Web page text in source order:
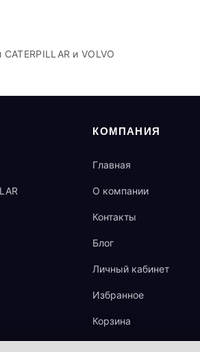
и VOLVO
КОМПАНИЯ
Главная
О компании
Контакты
Блог
Личный кабинет
Избранное
Корзина